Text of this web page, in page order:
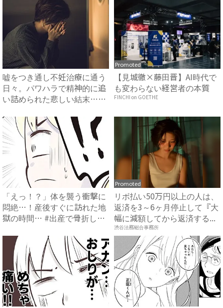
嘘をつき通し不妊治療に通う
日々。パワハラで精神的に追
い詰められた悲しい結末…
Promoted
【見城徹×藤田晋】AI時代で
も変わらない経営者の本質
FINCHI on GOETHE
「えっ！？」体を襲う衝撃に
悶絶…！産後すぐに訪れた地
獄の時間… #出産で骨折し
Promoted
リボ払い50万円以上の人は、
返済を3～6ヶ月停止して『大
幅に減額してから返済する...
渋谷法務総合事務所